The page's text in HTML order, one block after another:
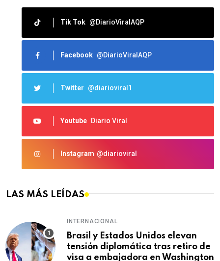
Tik Tok @DiarioViralAQP
Facebook @DiarioViralAQP
Twitter @diarioviral1
Youtube Diario Viral
Instagram @diarioviral
LAS MÁS LEÍDAS
INTERNACIONAL
Brasil y Estados Unidos elevan
tensión diplomática tras retiro de
visa a embajadora en Washington